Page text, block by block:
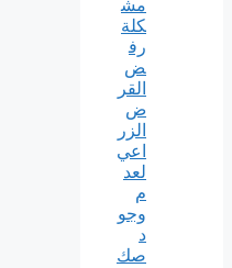
مش
كلة
رف
ض
القر
ض
الزر
اعي
لعد
م
وجو
د
صك